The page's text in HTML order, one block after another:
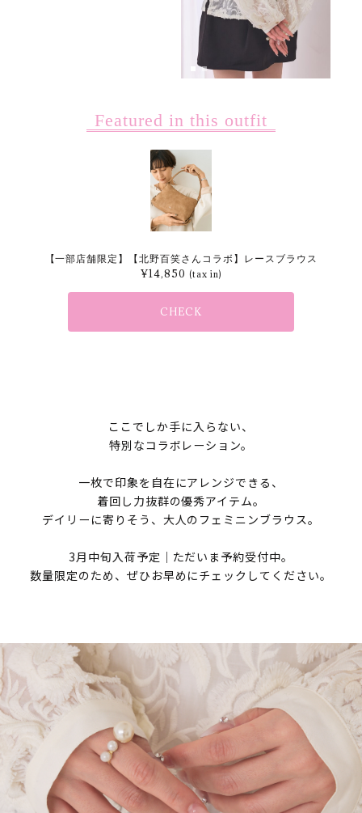
Featured in this outfit
【一部店舗限定】【北野百笑さんコラボ】レースブラウス
¥14,850 (tax in)
CHECK
ここでしか手に入らない、
特別なコラボレーション。
一枚で印象を自在にアレンジできる、
着回し力抜群の優秀アイテム。
デイリーに寄りそう、大人のフェミニンブラウス。
3月中旬入荷予定｜ただいま予約受付中。
数量限定のため、ぜひお早めにチェックしてください。